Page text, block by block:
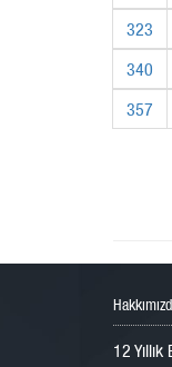
323
340
357
12